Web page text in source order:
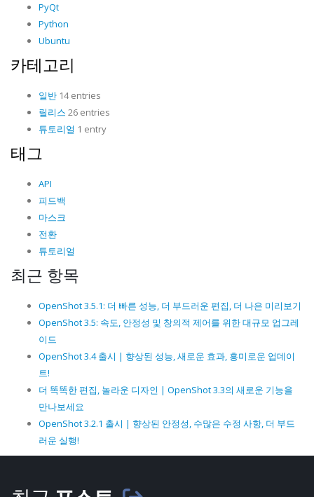
PyQt
Python
Ubuntu
카테고리
일반 14 entries
릴리스 26 entries
튜토리얼 1 entry
태그
API
피드백
마스크
전환
튜토리얼
최근 항목
OpenShot 3.5.1: 더 빠른 성능, 더 부드러운 편집, 더 나은 미리보기
OpenShot 3.5: 속도, 안정성 및 창의적 제어를 위한 대규모 업그레
이드
OpenShot 3.4 출시 | 향상된 성능, 새로운 효과, 흥미로운 업데이
트!
더 똑똑한 편집, 놀라운 디자인 | OpenShot 3.3의 새로운 기능을
만나보세요
OpenShot 3.2.1 출시 | 향상된 안정성, 수많은 수정 사항, 더 부드
러운 실행!